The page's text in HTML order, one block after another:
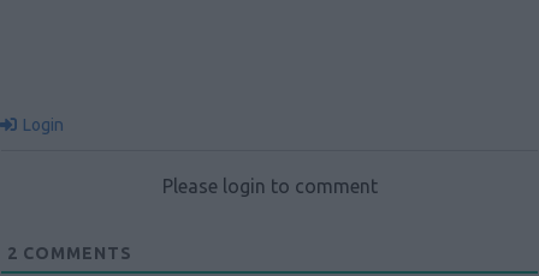
Login
Please login to comment
2 COMMENTS